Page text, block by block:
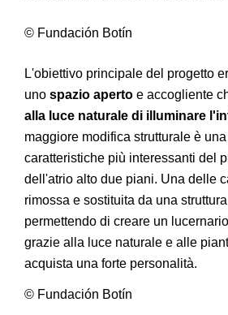
© Fundación Botín
L'obiettivo principale del progetto
uno spazio aperto e accogliente
alla luce naturale di illuminare
maggiore modifica strutturale è
caratteristiche più interessanti del
dell'atrio alto due piani. Una delle
rimossa e sostituita da una
permettendo di creare un
grazie alla luce naturale e alle
acquista una forte personalità.
© Fundación Botín